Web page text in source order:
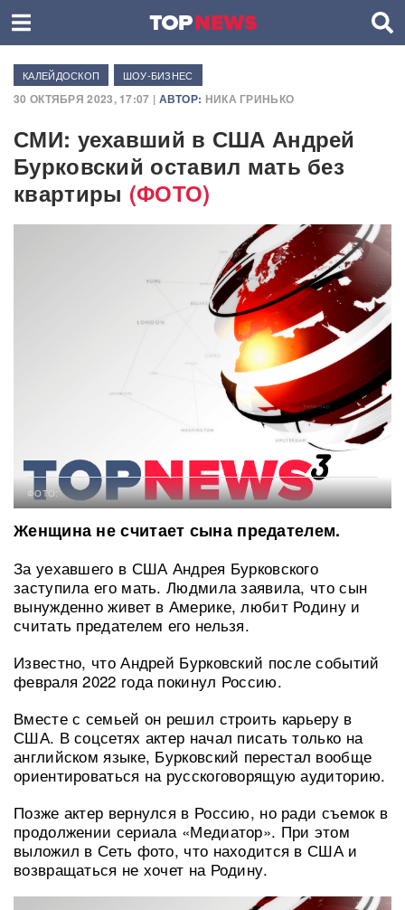
КАЛЕЙДОСКОП ШОУ-БИЗНЕС
30 ОКТЯБРЯ 2023, 17:07 | АВТОР: НИКА ГРИНЬКО
СМИ: уехавший в США Андрей
Бурковский оставил мать без
квартиры (ФОТО)
ФОТО:
Женщина не считает сына предателем.
За уехавшего в США Андрея Бурковского
заступила его мать. Людмила заявила, что сын
вынужденно живет в Америке, любит Родину и
считать предателем его нельзя.
Известно, что Андрей Бурковский после событий
февраля 2022 года покинул Россию.
Вместе с семьей он решил строить карьеру в
США. В соцсетях актер начал писать только на
английском языке, Бурковский перестал вообще
ориентироваться на русскоговорящую аудиторию.
Позже актер вернулся в Россию, но ради съемок в
продолжении сериала «Медиатор». При этом
выложил в Сеть фото, что находится в США и
возвращаться не хочет на Родину.